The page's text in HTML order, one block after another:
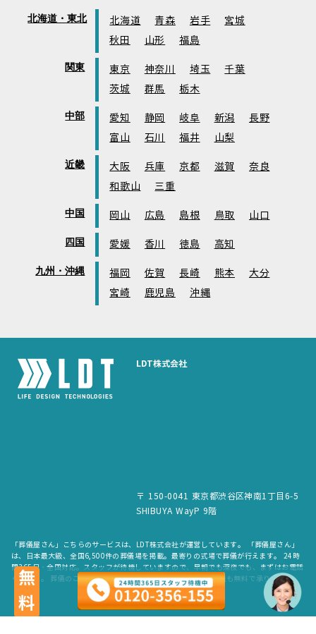
北海道・東北 北海道 青森 岩手
宮城
秋田
山形 福島
関東 東京 神奈川 埼玉
千葉
茨城
群馬 栃木
中部 愛知 静岡 岐阜 新潟
長野
富山
石川 福井 山梨
近畿 大阪 兵庫 京都 滋賀
奈良
和歌山
三重
中国 岡山 広島 島根 鳥取 山口
四国 愛媛 香川 徳島 高知
九州・沖縄 福岡 佐賀 長崎 熊本
大分
宮崎
鹿児島 沖縄
LDT株式会社
〒 150-0041 東京都渋谷区神南1丁目6-5
SHIBUYA WayP 9階
「葬儀屋さん」こちらのサービスは、LDT株式会社が運営しています。 「葬儀屋さん」
は、日本最大級、全国6,500件の葬儀場を掲載。最寄りの式場で葬儀が行えます。 24時
間365日・全国対応。スタッフが待機していますので、早朝でも深夜でも、まずはお電話
ください。 葬儀のご依頼だけでなく、お見積もりや費用のご相談も無料で承ります。
copyright © LDT.Co.Ltd. All Rights Reserved.
無料